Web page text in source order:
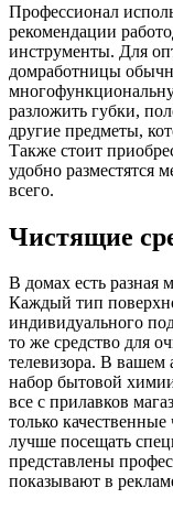
Профессионал
рекомендации
инструменты. Для
домработницы
разложить губки,
другие предметы,
Также стоит
удобно разместятся
всего.
Чистящие
В домах есть разная
Каждый тип
индивидуального
то же средство для
телевизора. В вашем
набор бытовой
все с прилавков
только
лучше посещать
представлены
показывают в